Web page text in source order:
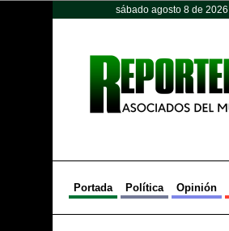
sábado agosto 8 de 2026
Portada Política Opinión
Opinión Política